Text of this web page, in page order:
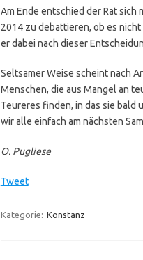
Am Ende entschied der Rat sich
2014 zu debattieren, ob es
er dabei nach dieser
Seltsamer Weise scheint nach
Menschen, die aus Mangel an
Teureres finden, in das sie bald
wir alle einfach am nächsten
O. Pugliese
Tweet
Kategorie: Konstanz